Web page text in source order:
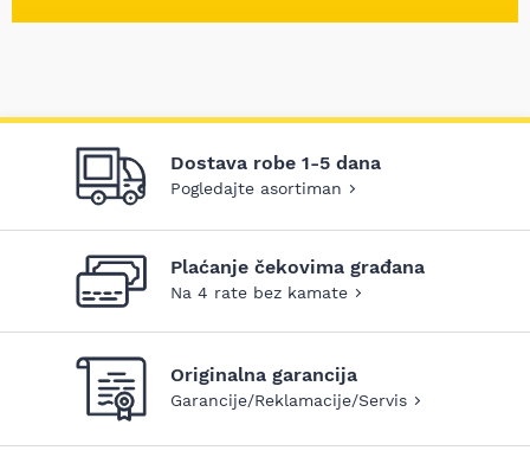
Dostava robe 1-5 dana
Pogledajte asortiman
Plaćanje čekovima građana
Na 4 rate bez kamate
Originalna garancija
Garancije/Reklamacije/Servis